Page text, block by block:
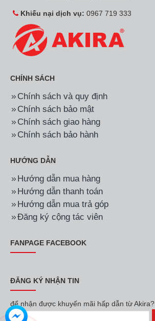
Khiếu nại dịch vụ: 0967 719 333
CHÍNH SÁCH
Chính sách và quy định
Chính sách bảo mật
Chính sách giao hàng
Chính sách bảo hành
HƯỚNG DẪN
Hướng dẫn mua hàng
Hướng dẫn thanh toán
Hướng dẫn mua trả góp
Đăng ký cộng tác viên
FANPAGE FACEBOOK
ĐĂNG KÝ NHẬN TIN
để nhận được khuyến mãi hấp dẫn từ Akira?